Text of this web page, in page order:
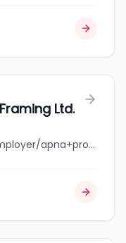
Ltd.
jobbank.gc.ca/browsejobs/employer/apna+professional+framing+ltd./ca